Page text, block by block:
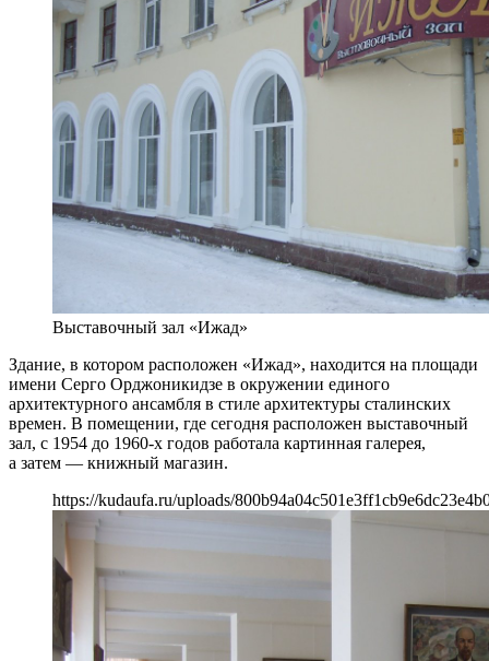
Выставочный зал «Ижад»
Здание, в котором расположен «Ижад», находится на площади
имени Серго Орджоникидзе в окружении единого
архитектурного ансамбля в стиле архитектуры сталинских
времен. В помещении, где сегодня расположен выставочный
зал, с 1954 до 1960-х годов работала картинная галерея,
а затем — книжный магазин.
https://kudaufa.ru/uploads/